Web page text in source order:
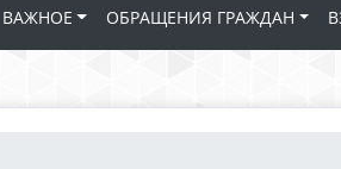
ВАЖНОЕ ОБРАЩЕНИЯ ГРАЖДАН